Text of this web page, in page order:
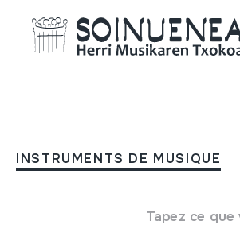
INSTRUMENTS DE MUSIQUE
Tapez ce
Herria Oihuka